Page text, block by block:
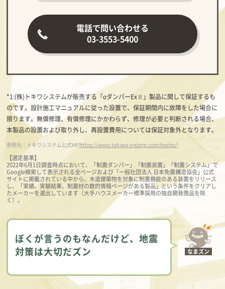
電話で問い合わせる
03-3553-5400
*1:(株)トキワシステムが販売する「αダンパーExⅡ」製品に関して保証するも
のです。設計施工マニュアルに従った設置で、保証期間内に故障をした場合に
限ります。無償修理、有償修理にかかわらず、修理が必要と判断される場合、
本製品の設置および取り外し、再設置費用については保証対象外となります。
参照元：トキワシステム公式HP(https://www.tokiwa-system.com/hosho/)
【選定基準】
2022年6月1日調査時点において、「制震ダンパー」「制震装置」「制震システム」で
Google検索して表示される全ページおよび「一般社団法人 日本免震構造協会」公式
サイトに掲載されている中から、木造建築物を対象に制震機能のある装置をリリース
し、「実績、実験結果、制震材の数的情報ページがある製品」という条件をクリアし
たメーカーを選出しています（大手ハウスメーカー標準採用の独自開発商品を除
く）。
ぼくが言うのもなんだけど、地震
対策は大切だズン
なまズン